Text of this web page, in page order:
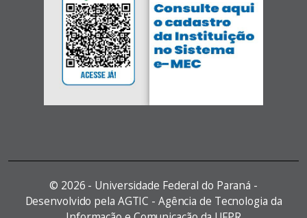
© 2026 - Universidade Federal do Paraná -
Desenvolvido pela AGTIC - Agência de Tecnologia da